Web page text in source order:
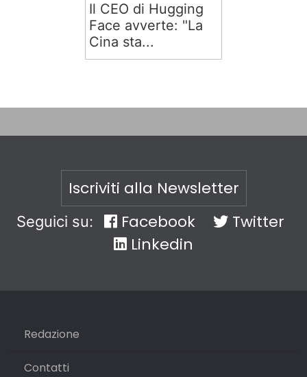
Il CEO di Hugging
Face avverte: "La
Cina sta...
Iscriviti alla Newsletter
Seguici su: Facebook
Twitter
Linkedin
Redazione
Contatti